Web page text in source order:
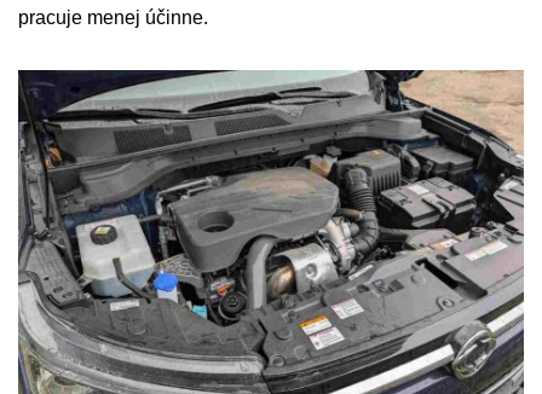
pracuje menej účinne.